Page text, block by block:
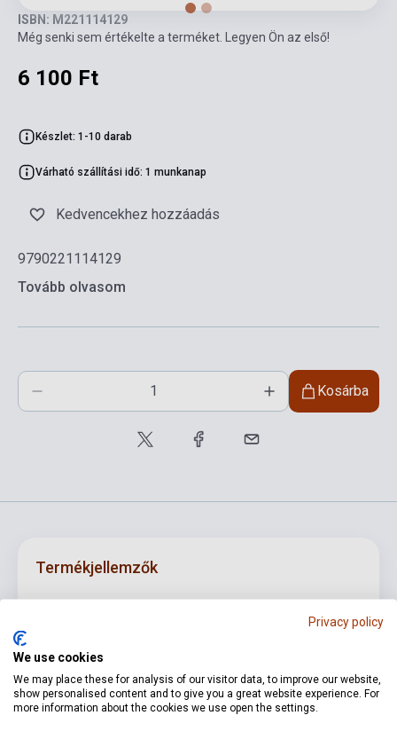
ISBN: M221114129
Még senki sem értékelte a terméket. Legyen Ön az első!
6 100 Ft
Készlet: 1-10 darab
Várható szállítási idő: 1 munkanap
Kedvencekhez hozzáadás
9790221114129
Tovább olvasom
Kosárba
Termékjellemzők
Szerző
Kötés Puhakötés
Privacy policy
We use cookies
We may place these for analysis of our visitor data, to improve our website,
show personalised content and to give you a great website experience. For
more information about the cookies we use open the settings.